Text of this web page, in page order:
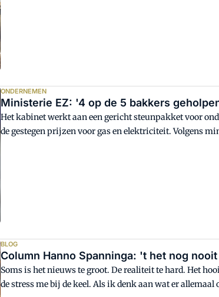
ONDERNEMEN
Ministerie EZ: '4 op de 5 bakkers
Het kabinet werkt aan een gericht steunpakket voor
de gestegen prijzen voor gas en elektriciteit. Volgens
BLOG
Column Hanno Spanninga: 't het nog
Soms is het nieuws te groot. De realiteit te hard. Het
de stress me bij de keel. Als ik denk aan wat er